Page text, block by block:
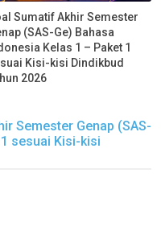
Sumatif Akhir Semester
(SAS-Ge) Bahasa
Kelas 1 – Paket 1
Kisi-kisi Dindikbud
2026
Semester Genap (SAS-
sesuai Kisi-kisi